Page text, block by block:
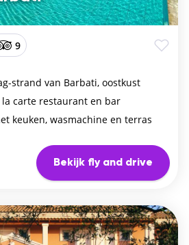
9
strand van Barbati, oostkust
la carte restaurant en bar
keuken, wasmachine en terras
Bekijk fly and drive